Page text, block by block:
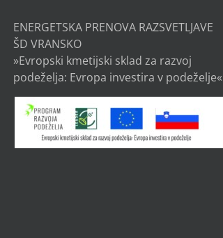
ENERGETSKA PRENOVA RAZSVETLJAVE
ŠD VRANSKO
»Evropski kmetijski sklad za razvoj
podeželja: Evropa investira v podeželje«